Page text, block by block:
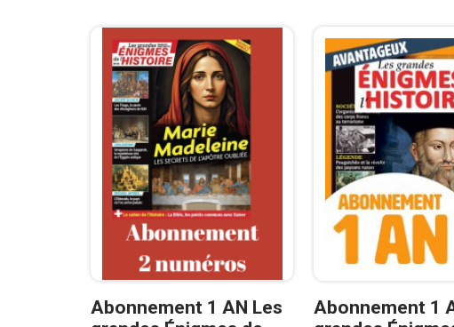
Abonnement 1 AN Les
Abonnement 1